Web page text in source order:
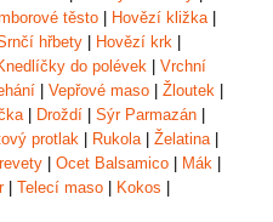
těsto Hovězí kližka|
hřbety Hovězí krk
do polévek
Vrchní
Vepřové maso Žloutek
| Droždí Sýr Parmazán
protlak Rukola| Želatina|
Ocet Balsamico Mák
| Telecí maso Kokos